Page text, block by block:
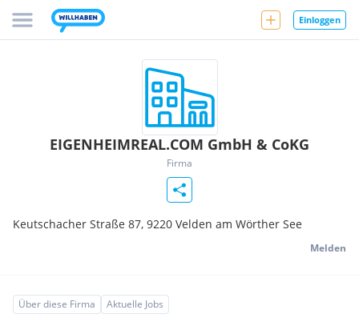
Einloggen
EIGENHEIMREAL.COM GmbH & CoKG
Firma
Keutschacher Straße 87, 9220 Velden am Wörther See
Melden
Über diese Firma Aktuelle Jobs